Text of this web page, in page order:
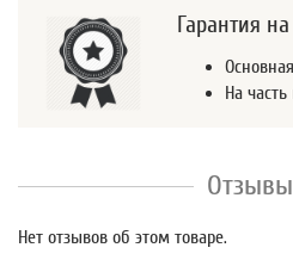
Гарантия
На
Нет отзывов об этом товаре.